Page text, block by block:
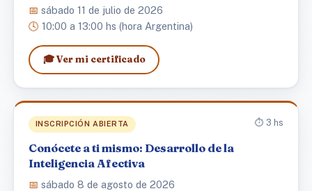
📅 sábado 11 de julio de 2026
🕓 10:00 a 13:00 hs (hora Argentina)
🎓 Ver mi certificado
INSCRIPCIÓN ABIERTA ⏱️ 3 hs
Conócete a ti mismo: Desarrollo de la
Inteligencia Afectiva
📅 sábado 8 de agosto de 2026